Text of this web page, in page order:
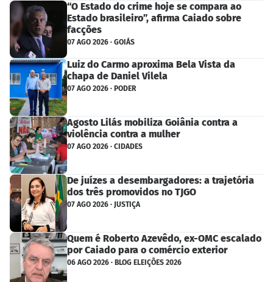
“O Estado do crime hoje se compara ao
Estado brasileiro”, afirma Caiado sobre
facções
07 AGO 2026 · GOIÁS
Luiz do Carmo aproxima Bela Vista da
chapa de Daniel Vilela
07 AGO 2026 · PODER
Agosto Lilás mobiliza Goiânia contra a
violência contra a mulher
07 AGO 2026 · CIDADES
De juízes a desembargadores: a trajetória
dos três promovidos no TJGO
07 AGO 2026 · JUSTIÇA
Quem é Roberto Azevêdo, ex-OMC escalado
por Caiado para o comércio exterior
06 AGO 2026 · BLOG ELEIÇÕES 2026